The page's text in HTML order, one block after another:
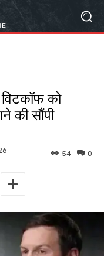
को
की सौंपी
0
54